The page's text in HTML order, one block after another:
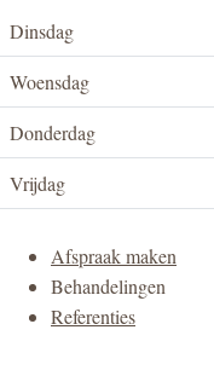
Dinsdag
Woensdag
Donderdag
Vrijdag
Afspraak maken
Behandelingen
Referenties